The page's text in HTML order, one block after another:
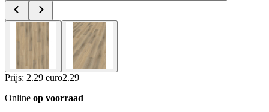
Prijs: 2.29 euro2.29
Online op voorraad